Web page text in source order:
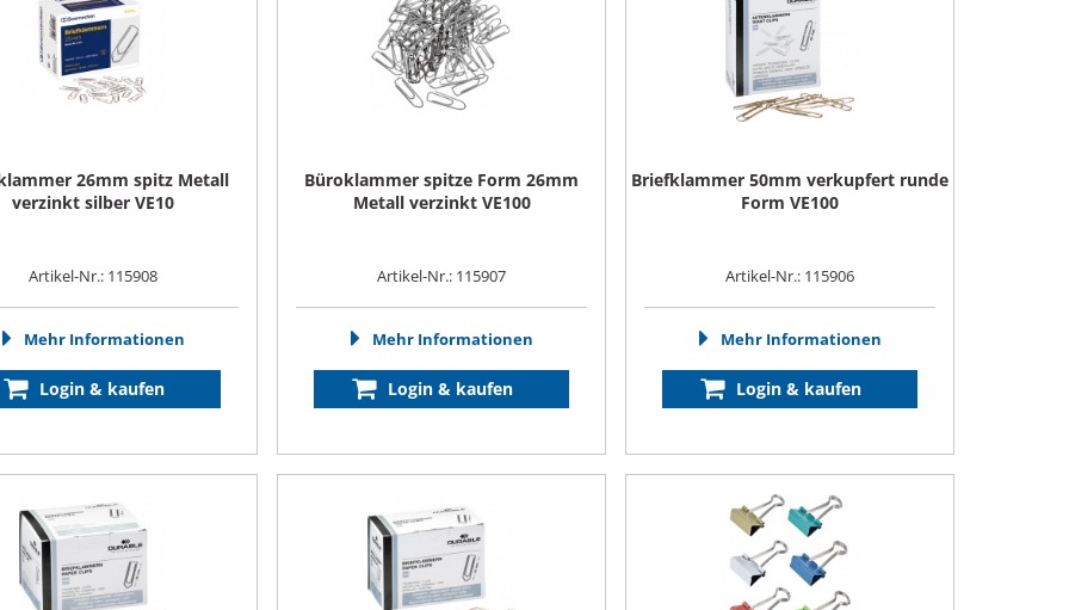
26mm spitz Metall
verzinkt silber VE10
Artikel-Nr.: 115908
Mehr Informationen
Login & kaufen
Büroklammer spitze Form 26mm
Metall verzinkt VE100
Artikel-Nr.: 115907
Mehr Informationen
Login & kaufen
Briefklammer 50mm verkupfert runde
Form VE100
Artikel-Nr.: 115906
Mehr Informationen
Login & kaufen